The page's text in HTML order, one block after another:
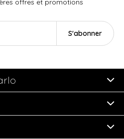
offres et promotions
S'abonner